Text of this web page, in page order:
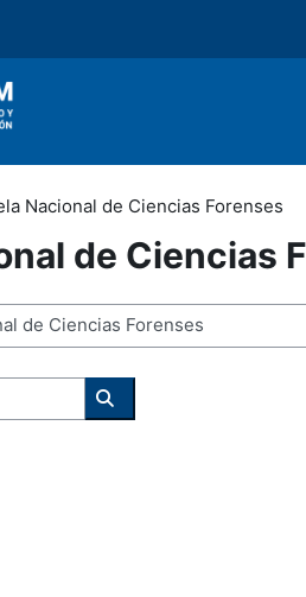
Nacional de Ciencias Forenses
de Ciencias
Buscar cursos